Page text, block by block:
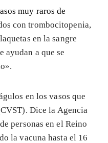
muy raros de
con trombocitopenia,
en la sangre
ayudan a que se
en los vasos que
Dice la Agencia
personas en el Reino
la vacuna hasta el 16